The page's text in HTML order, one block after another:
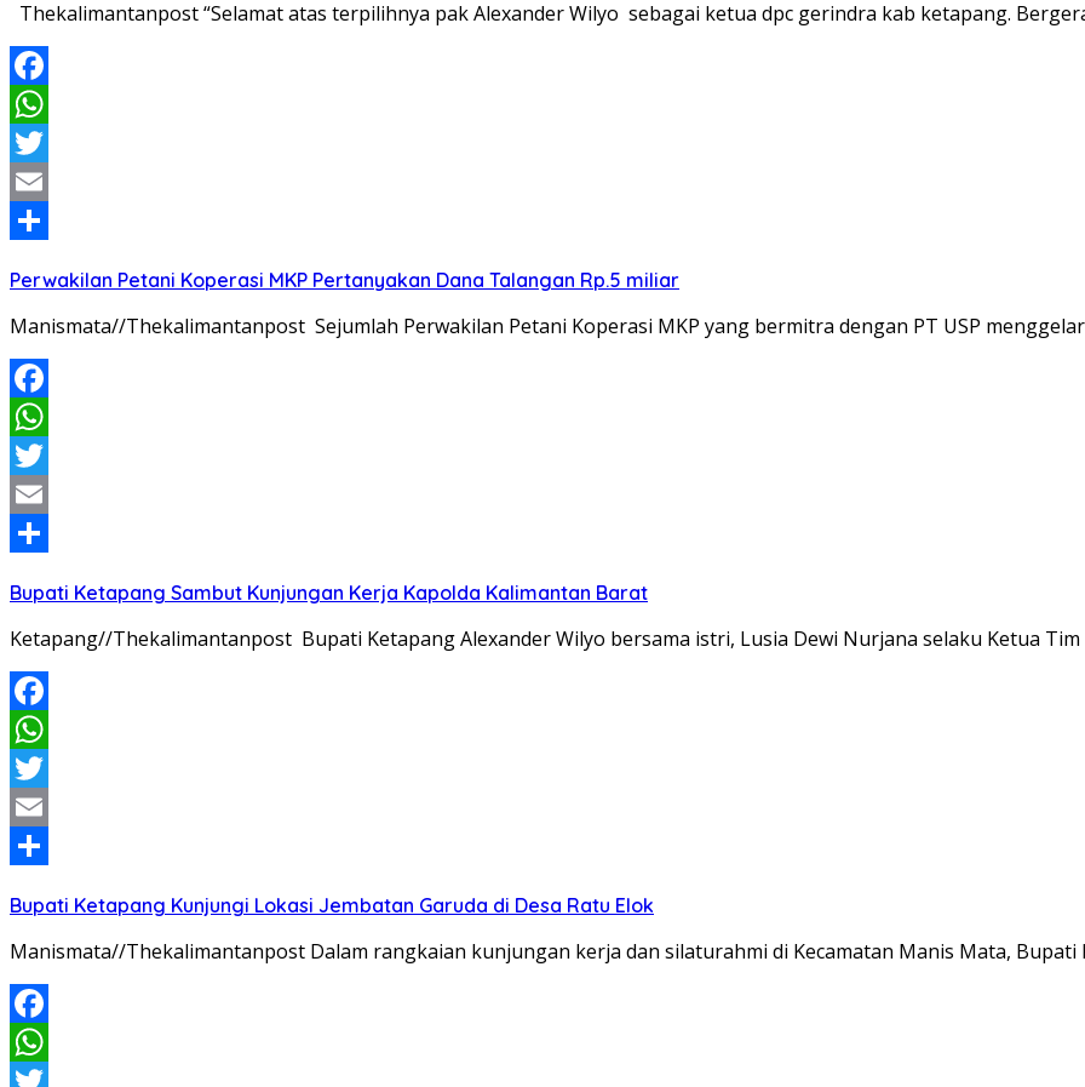
Thekalimantanpost “Selamat atas terpilihnya pak Alexander Wilyo sebagai ketua dpc gerindra kab ketapang.
Facebook
WhatsApp
Twitter
Email
Perwakilan Petani Koperasi MKP Pertanyakan Dana Talangan Rp.5 miliar
Manismata//Thekalimantanpost Sejumlah Perwakilan Petani Koperasi MKP yang bermitra dengan PT USP
Facebook
WhatsApp
Twitter
Email
Bupati Ketapang Sambut Kunjungan Kerja Kapolda Kalimantan Barat
Ketapang//Thekalimantanpost Bupati Ketapang Alexander Wilyo bersama istri, Lusia Dewi Nurjana selaku Ketua Tim
Facebook
WhatsApp
Twitter
Email
Bupati Ketapang Kunjungi Lokasi Jembatan Garuda di Desa Ratu Elok
Manismata//Thekalimantanpost Dalam rangkaian kunjungan kerja dan silaturahmi di Kecamatan Manis Mata, Bupati
Facebook
WhatsApp